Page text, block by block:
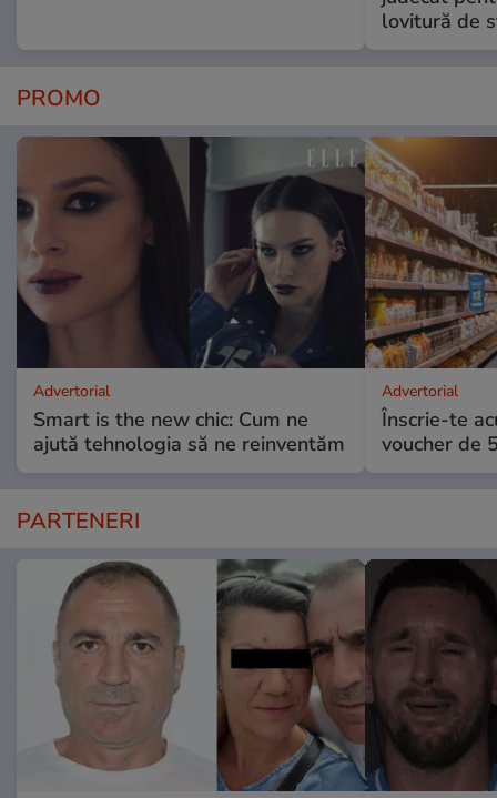
lovitură de
PROMO
Advertorial
Smart is the new chic: Cum ne
ajută tehnologia să ne reinventăm
Advertorial
Înscrie-te
voucher de
PARTENERI